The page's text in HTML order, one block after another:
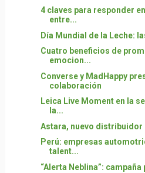
4 claves para responder
entre...
Día Mundial de la Leche:
Cuatro beneficios de
emocion...
Converse y MadHappy
colaboración
Leica Live Moment en la
la...
Astara, nuevo distribuidor
Perú: empresas
talent...
“Alerta Neblina”: